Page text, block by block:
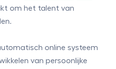
om het talent van
online systeem
van persoonlijke